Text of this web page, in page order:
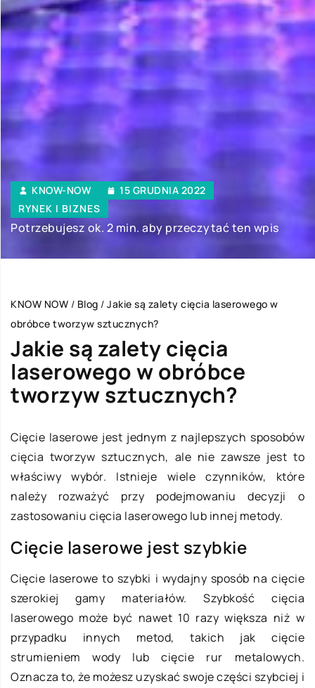
KNOW-NOW
15 GRUDNIA 2022
RYNEK I BIZNES
Potrzebujesz ok. 2 min. aby przeczytać ten wpis
KNOW NOW / Blog / Jakie są zalety cięcia laserowego w
obróbce tworzyw sztucznych?
Jakie są zalety cięcia
laserowego w obróbce
tworzyw sztucznych?
Cięcie laserowe jest jednym z najlepszych sposobów
cięcia tworzyw sztucznych, ale nie zawsze jest to
właściwy wybór. Istnieje wiele czynników, które
należy rozważyć przy podejmowaniu decyzji o
zastosowaniu cięcia laserowego lub innej metody.
Cięcie laserowe jest szybkie
Cięcie laserowe to szybki i wydajny sposób na cięcie
szerokiej gamy materiałów. Szybkość cięcia
laserowego może być nawet 10 razy większa niż w
przypadku innych metod, takich jak cięcie
strumieniem wody lub cięcie rur metalowych.
Oznacza to, że możesz uzyskać swoje części szybciej i